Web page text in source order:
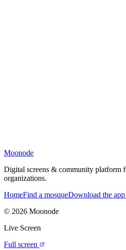
Moonode
Digital screens & community platform
organizations.
HomeFind a mosqueDownload the app
© 2026 Moonode
Live Screen
Full screen